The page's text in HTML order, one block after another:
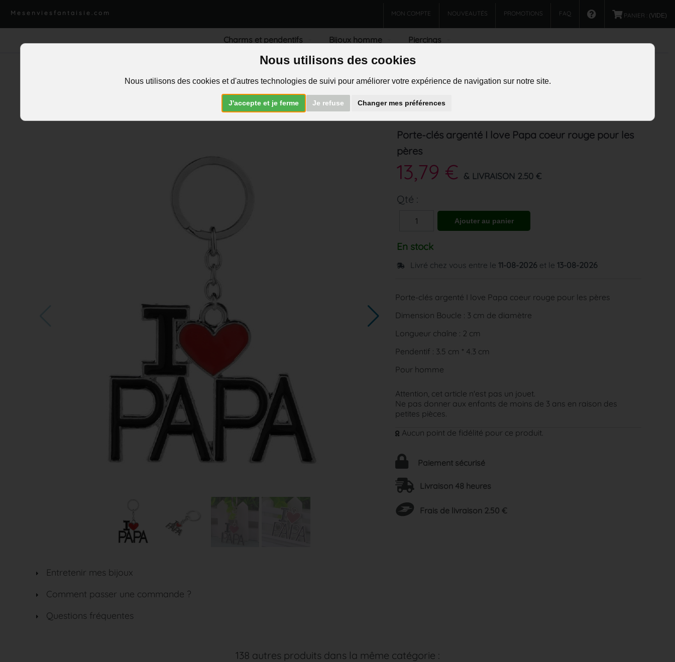
Nous utilisons des cookies
Nous utilisons des cookies et d'autres technologies de suivi pour améliorer votre expérience de navigation sur notre site.
J'accepte et je ferme Je refuse Changer mes préférences
Mesenviesfantaisie.com MON COMPTE NOUVEAUTÉS PROMOTIONS FAQ PANIER : (VIDE)
Charms et pendentifs Bijoux homme Piercings
> Porte-clés
Entretenir mes bijoux
Comment passer une commande ?
Questions fréquentes
Porte-clés argenté I love Papa coeur rouge pour les
pères
13,79 € & LIVRAISON 2.50 €
Qté :
En stock
Livré chez vous entre le11-08-2026 et le13-08-2026
Porte-clés argenté I love Papa coeur rouge pour les pères
Dimension Boucle : 3 cm de diamètre
Longueur chaîne : 2 cm
Pendentif : 3.5 cm * 4.3 cm
Pour homme
Attention, cet article n'est pas un jouet.
Ne pas donner aux enfants de moins de 3 ans en raison des
petites pièces.
Aucun point de fidélité pour ce produit.
Paiement sécurisé
Livraison 48 heures
Frais de livraison 2.50 €
138 autres produits dans la même catégorie :